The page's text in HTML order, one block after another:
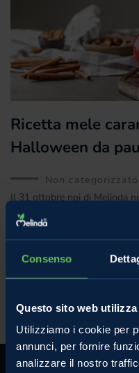
Consenso
Questo sito web
Utilizziamo i cookie per
annunci, per fornire
analizzare il nostro
Ricetta mele
Halloween da
Non categorizzato
Il 31 ottobre noi di Melinda
d’argento la nostra ricetta
piace moltissimo anche agli